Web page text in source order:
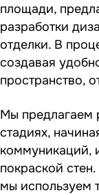
площади,
разработки
отделки. В
создавая
пространство,
Мы предлагаем
стадиях,
коммуникаций,
покраской
мы используем